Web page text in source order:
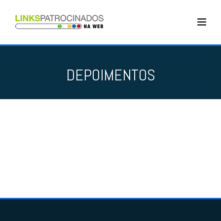
DEPOIMENTOS